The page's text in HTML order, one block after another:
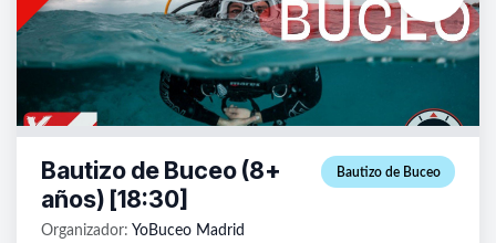
Bautizo de Buceo (8+
años) [18:30]
Bautizo de Buceo
Organizador: YoBuceo Madrid